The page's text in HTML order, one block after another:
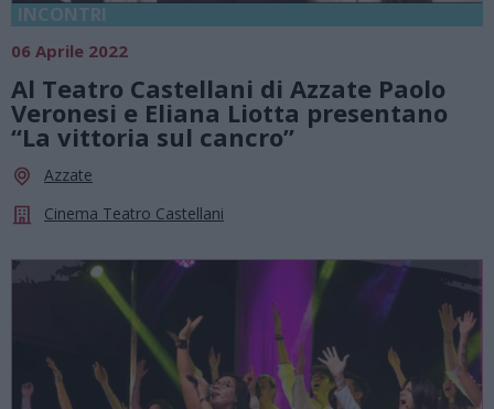
INCONTRI
06 Aprile 2022
Al Teatro Castellani di Azzate Paolo
Veronesi e Eliana Liotta presentano
“La vittoria sul cancro”
Azzate
Cinema Teatro Castellani